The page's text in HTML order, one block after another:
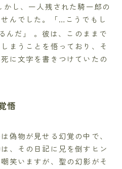
かし、一人残された騎一郎の
んでした。「…こうでもし
んだ」 。彼は、このままで
まうことを悟っており、そ
に文字を書きつけていたの
悟
偽物が見せる幻覚の中で、
、その日記に兄を倒すヒン
笑いますが、聖の幻影がそ